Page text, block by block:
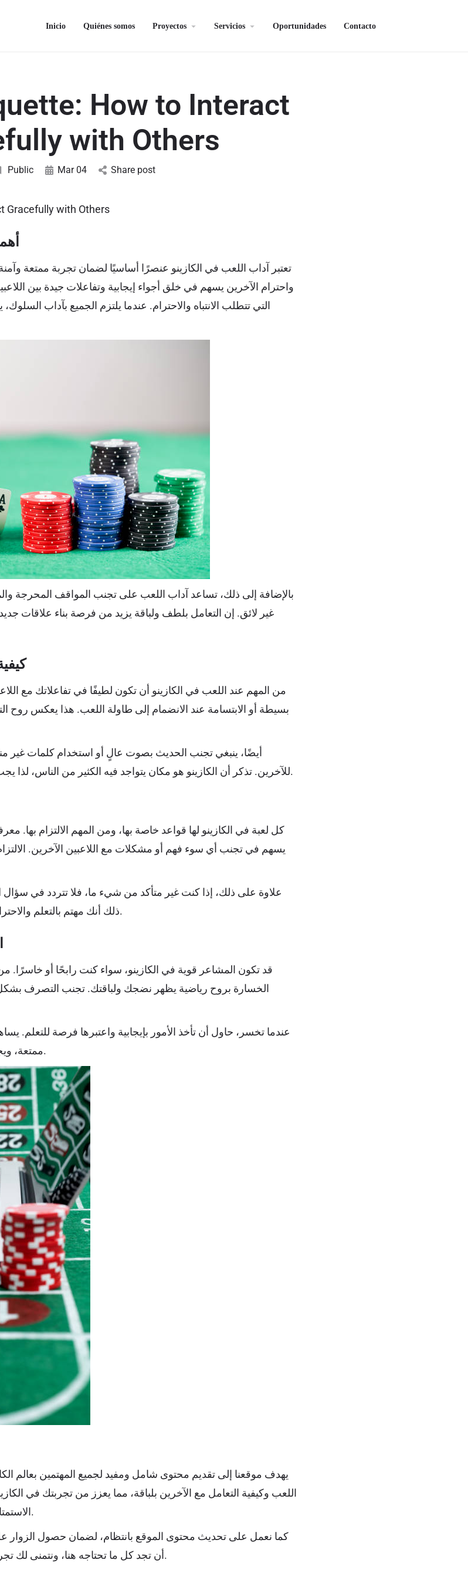
Inicio Quiénes somos Proyectos Servicios Oportunidades Contacto
How to Interact
with Others
Public Mar 04 Share post
Gracefully with Others
تعتبر آداب اللعب في الكازينو عنصرًا أساسيًا لضمان تجربة ممتعة
واحترام الآخرين يسهم في خلق أجواء إيجابية وتفاعلات جيدة بين
بالإضافة إلى ذلك، تساعد آداب اللعب على تجنب المواقف المحرجة
غير لائق. إن التعامل بلطف ولباقة يزيد من فرصة بناء علاقات
من المهم عند اللعب في الكازينو أن تكون لطيفًا في تفاعلاتك مع
بسيطة أو الابتسامة عند الانضمام إلى طاولة اللعب. هذا يعكس روح
أيضًا، ينبغي تجنب الحديث بصوت عالٍ أو استخدام كلمات غير
للآخرين. تذكر أن الكازينو هو مكان يتواجد فيه الكثير من الناس، لذا يجب أن تسعى لخلق بيئة مريحة للجميع.
كل لعبة في الكازينو لها قواعد خاصة بها، ومن المهم الالتزام بها.
يسهم في تجنب أي سوء فهم أو مشكلات مع اللاعبين الآخرين.
علاوة على ذلك، إذا كنت غير متأكد من شيء ما، فلا تتردد في سؤال
ذلك أنك مهتم بالتعلم والاحترام، مما يعزز من تجربتك في الكازينو.
قد تكون المشاعر قوية في الكازينو، سواء كنت رابحًا أو خاسرًا.
الخسارة بروح رياضية يظهر نضجك ولباقتك. تجنب التصرف بشكل
عندما تخسر، حاول أن تأخذ الأمور بإيجابية واعتبرها فرصة للتعلم.
ممتعة، ويجعل الآخرين يقدرون تفاعلاتك معهم.
يهدف موقعنا إلى تقديم محتوى شامل ومفيد لجميع المهتمين بعالم
اللعب وكيفية التعامل مع الآخرين بلباقة، مما يعزز من تجربتك في
الاستمتاع بتجربة لعب أفضل وأكثر احترافية.
كما نعمل على تحديث محتوى الموقع بانتظام، لضمان حصول الزوار
أن تجد كل ما تحتاجه هنا، ونتمنى لك تجربة ممتعة ومليئة بالنجاح في الكازينو.